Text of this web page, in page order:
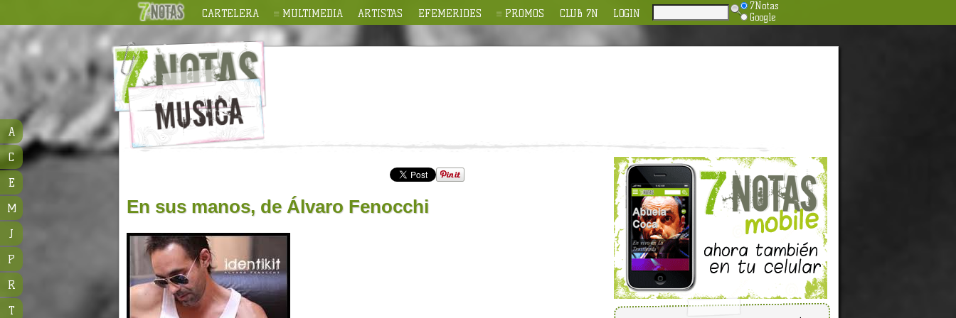
CARTELERA MULTIMEDIA ARTISTAS EFEMERIDES PROMOS CLUB 7N LOGIN
7Notas
Google
En sus manos, de Álvaro Fenocchi
A
C
E
M
J
P
R
T